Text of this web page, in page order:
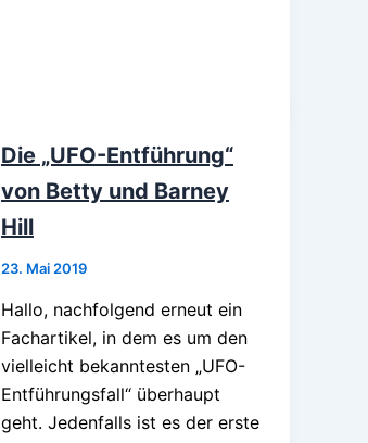
Die „UFO-Entführung“
von Betty und Barney
Hill
23. Mai 2019
Hallo, nachfolgend erneut ein
Fachartikel, in dem es um den
vielleicht bekanntesten „UFO-
Entführungsfall“ überhaupt
geht. Jedenfalls ist es der erste